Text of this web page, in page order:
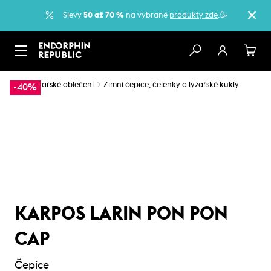
Slevy 50 až 70 % na vybrané produkty zde.🥳
-40%
… Lyžařské oblečení Zimní čepice, čelenky a lyžařské kukly
KARPOS LARIN PON PON
CAP
Čepice